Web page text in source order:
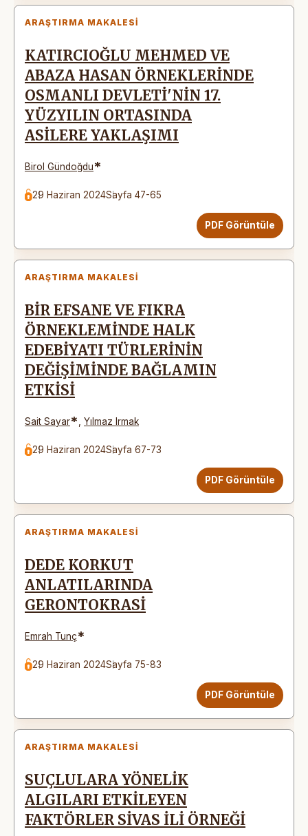
ARAŞTIRMA MAKALESI
KATIRCIOĞLU MEHMED VE
ABAZA HASAN ÖRNEKLERİNDE
OSMANLI DEVLETİ'NİN 17.
YÜZYILIN ORTASINDA
ASİLERE YAKLAŞIMI
Birol Gündoğdu*
29 Haziran 2024Sayfa 47-65
PDF Görüntüle
ARAŞTIRMA MAKALESI
BİR EFSANE VE FIKRA
ÖRNEKLEMİNDE HALK
EDEBİYATI TÜRLERİNİN
DEĞİŞİMİNDE BAĞLAMIN
ETKİSİ
Sait Sayar* Yılmaz Irmak
29 Haziran 2024Sayfa 67-73
PDF Görüntüle
ARAŞTIRMA MAKALESI
DEDE KORKUT
ANLATILARINDA
GERONTOKRASİ
Emrah Tunç*
29 Haziran 2024Sayfa 75-83
PDF Görüntüle
ARAŞTIRMA MAKALESI
SUÇLULARA YÖNELİK
ALGILARI ETKİLEYEN
FAKTÖRLER SİVAS İLİ ÖRNEĞİ